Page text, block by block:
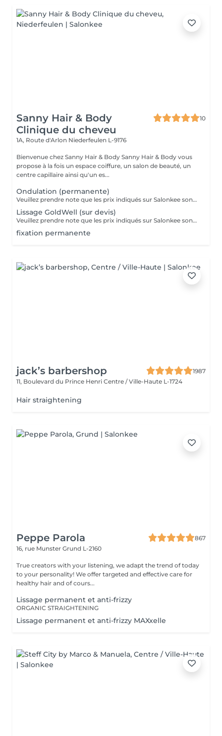
Sanny Hair & Body
Clinique du cheveu
10
1A, Route d'Arlon Niederfeulen L-9176
Bienvenue chez Sanny Hair & Body Sanny Hair & Body vous
propose à la fois un espace coiffure, un salon de beauté, un
centre capillaire ainsi qu'un es...
Ondulation (permanente)
Veuillez prendre note que les prix indiqués sur Salonkee sont communiqués à titre informatif et s'entendent de base. Ces derniers sont susceptibles de varier selon le diagnostic réalisé à votre arrivée au salon et l'expertise du professionnel à qui vous confiez votre beauté. Dans tous les cas, un devis précis vous sera proposé et toutes réalisations de prestations seront effectuées avec votre accord. Un grand merci d'avance pour votre compréhension. Au plaisir de vous recevoir très vite.
Lissage GoldWell (sur devis)
Veuillez prendre note que les prix indiqués sur Salonkee sont communiqués à titre informatif et s'entendent de base. Ces derniers sont susceptibles de varier selon le diagnostic réalisé à votre arrivée au salon et l'expertise du professionnel à qui vous confiez votre beauté. Dans tous les cas, un devis précis vous sera proposé et toutes réalisations de prestations seront effectuées avec votre accord. Un grand merci d'avance pour votre compréhension. Au plaisir de vous recevoir très vite.
fixation permanente
jack’s barbershop
1987
11, Boulevard du Prince Henri Centre / Ville-Haute L-1724
Hair straightening
Peppe Parola
867
16, rue Munster Grund L-2160
True creators with your listening, we adapt the trend of today
to your personality! We offer targeted and effective care for
healthy hair and of cours...
Lissage permanent et anti-frizzy
ORGANIC STRAIGHTENING
Lissage permanent et anti-frizzy MAXxelle